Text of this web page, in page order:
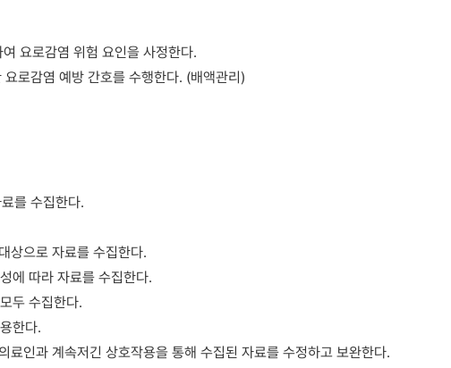
요로감염 위험 요인을 사정한다.
로감염 예방 간호를 수행한다. (배액관리)
를 수집한다.
상으로 자료를 수집한다.
에 따라 자료를 수집한다.
두 수집한다.
한다.
료인과 계속저긴 상호작용을 통해 수집된 자료를 수정하고 보완한다.